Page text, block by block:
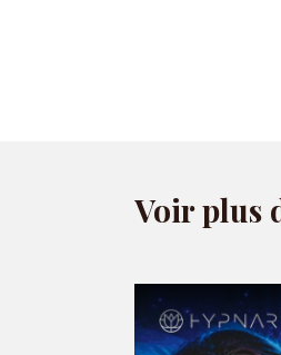
Hébergé par Acast.
Commenter
Voir plus